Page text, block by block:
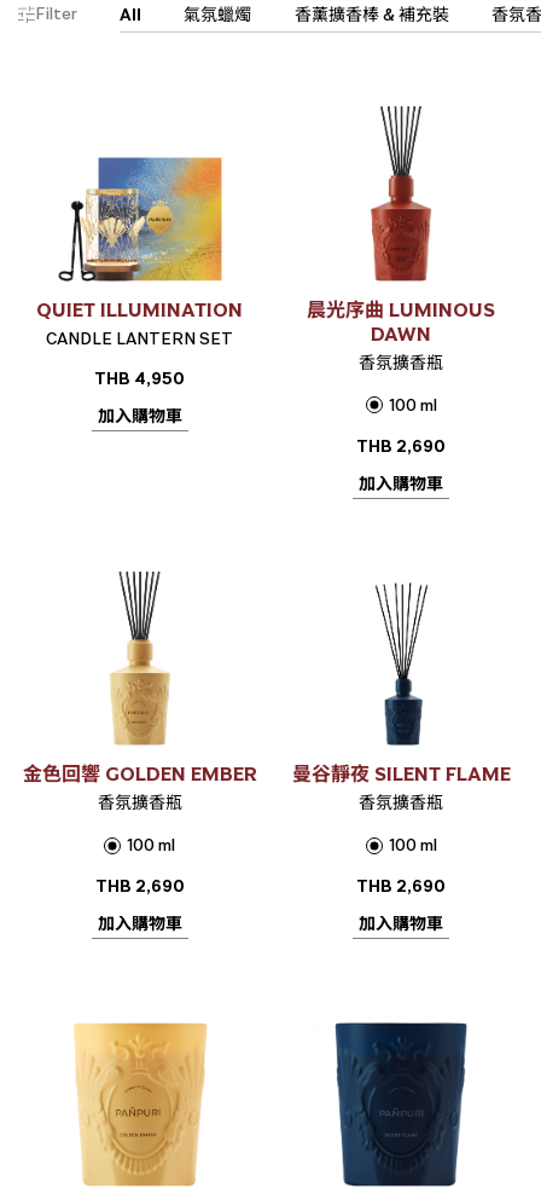
Filter
QUIET ILLUMINATION
CANDLE LANTERN SET
THB 4,950
加入購物車
晨光序曲 LUMINOUS
DAWN
香氛擴香瓶
100 ml
THB 2,690
加入購物車
金色回響 GOLDEN EMBER
香氛擴香瓶
100 ml
THB 2,690
加入購物車
曼谷靜夜 SILENT FLAME
香氛擴香瓶
100 ml
THB 2,690
加入購物車